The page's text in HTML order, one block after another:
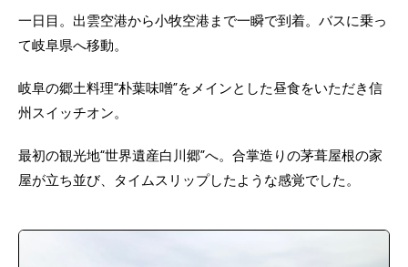
一日目。出雲空港から小牧空港まで一瞬で到着。バスに乗っ
て岐阜県へ移動。
岐阜の郷土料理“朴葉味噌”をメインとした昼食をいただき信
州スイッチオン。
最初の観光地“世界遺産白川郷”へ。合掌造りの茅葺屋根の家
屋が立ち並び、タイムスリップしたような感覚でした。